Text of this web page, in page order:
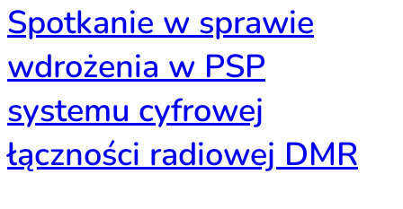
Spotkanie w sprawie
wdrożenia w PSP
systemu cyfrowej
łączności radiowej DMR